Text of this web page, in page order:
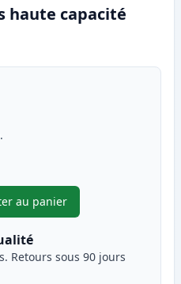
haute capacité
au panier
,Pack de 8 Canon PGI-
Retours sous 90 jours